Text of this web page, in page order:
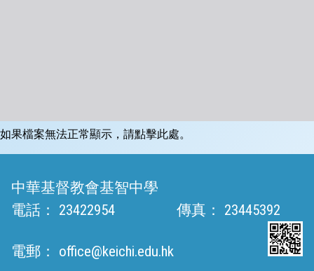
如果檔案無法正常顯示，請點擊此處。
中華基督教會基智中學
電話：
23422954 傳真： 23445392
電郵： office@keichi.edu.hk